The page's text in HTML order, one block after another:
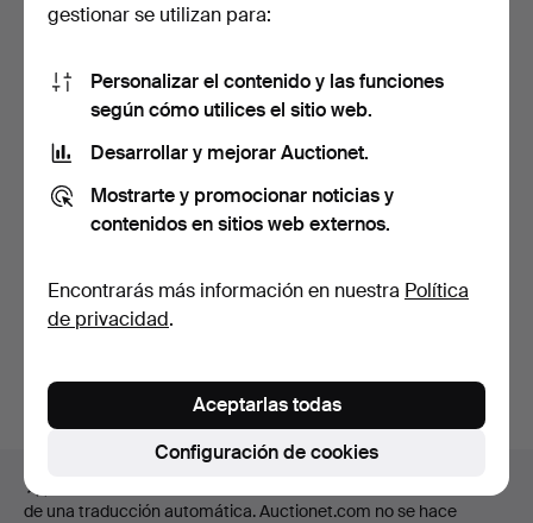
Mostrar las 13 pujas
Descripción
altura 6, longitud 12 cm.
Informe de estado
Sin comentarios.
Eclectic & Decorative september 2021
de una traducción automática. Auctionet.com no se hace
gestionar se utilizan para:
Personalizar el contenido y las funciones
según cómo utilices el sitio web.
Desarrollar y mejorar Auctionet.
Mostrarte y promocionar noticias y
contenidos en sitios web externos.
Encontrarás más información en nuestra Política
de privacidad.
Configuración de cookies
Aceptarlas todas